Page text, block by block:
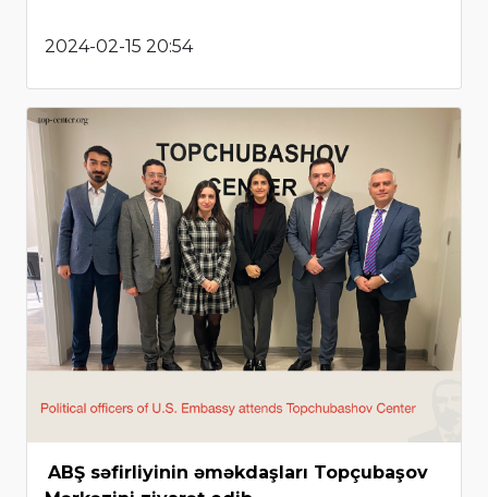
2024-02-15 20:54
ABŞ səfirliyinin əməkdaşları Topçubaşov